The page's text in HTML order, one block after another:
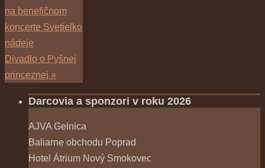
na benefičnom
koncerte Svetielko
nádeje
Divadlo o Pyšnej
princeznej »
Darcovia a sponzori v roku 2026
AJVA Gelnica
Baliarne obchodu Poprad
Hotel Átrium Nový Smokovec